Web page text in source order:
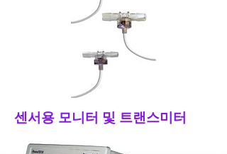
​센서용 모니터 및 트랜스미터